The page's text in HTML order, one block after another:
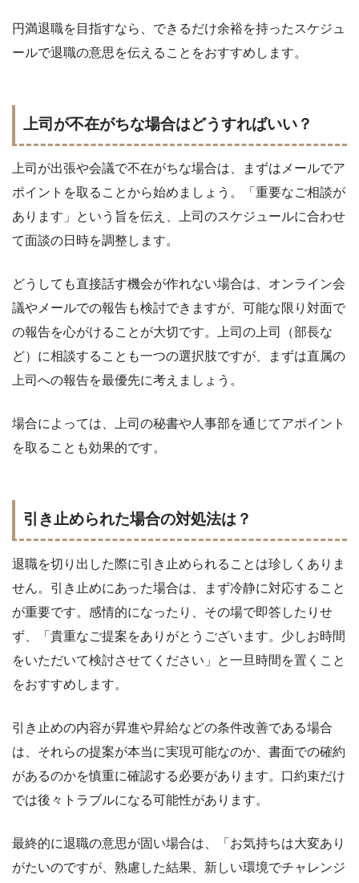
円満退職を目指すなら、できるだけ余裕を持ったスケジュ
ールで退職の意思を伝えることをおすすめします。
上司が不在がちな場合はどうすればいい？
上司が出張や会議で不在がちな場合は、まずはメールでア
ポイントを取ることから始めましょう。「重要なご相談が
あります」という旨を伝え、上司のスケジュールに合わせ
て面談の日時を調整します。
どうしても直接話す機会が作れない場合は、オンライン会
議やメールでの報告も検討できますが、可能な限り対面で
の報告を心がけることが大切です。上司の上司（部長な
ど）に相談することも一つの選択肢ですが、まずは直属の
上司への報告を最優先に考えましょう。
場合によっては、上司の秘書や人事部を通じてアポイント
を取ることも効果的です。
引き止められた場合の対処法は？
退職を切り出した際に引き止められることは珍しくありま
せん。引き止めにあった場合は、まず冷静に対応すること
が重要です。感情的になったり、その場で即答したりせ
ず、「貴重なご提案をありがとうございます。少しお時間
をいただいて検討させてください」と一旦時間を置くこと
をおすすめします。
引き止めの内容が昇進や昇給などの条件改善である場合
は、それらの提案が本当に実現可能なのか、書面での確約
があるのかを慎重に確認する必要があります。口約束だけ
では後々トラブルになる可能性があります。
最終的に退職の意思が固い場合は、「お気持ちは大変あり
がたいのですが、熟慮した結果、新しい環境でチャレンジ